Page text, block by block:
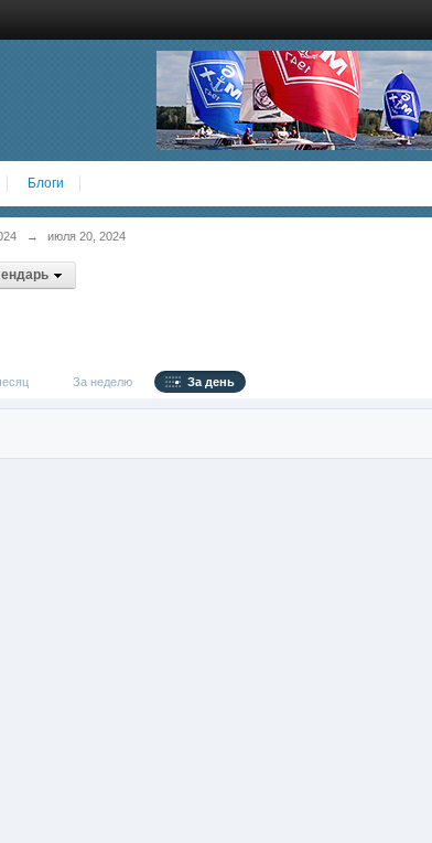
Блоги
→ июля 20, 2024
За неделю За день